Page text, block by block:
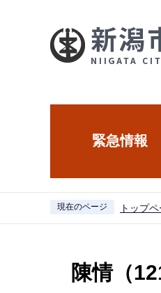
緊急情報
現在のページ トップ
陳情（